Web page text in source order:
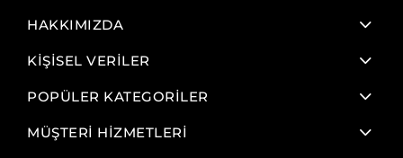
HAKKIMIZDA
KİŞİSEL VERİLER
POPÜLER KATEGORİLER
MÜŞTERİ HİZMETLERİ